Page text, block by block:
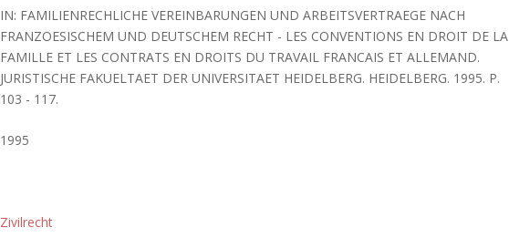
IN: FAMILIENRECHLICHE VEREINBARUNGEN UND ARBEITSVERTRAEGE NACH
FRANZOESISCHEM UND DEUTSCHEM RECHT - LES CONVENTIONS EN DROIT DE LA
FAMILLE ET LES CONTRATS EN DROITS DU TRAVAIL FRANCAIS ET ALLEMAND.
JURISTISCHE FAKUELTAET DER UNIVERSITAET HEIDELBERG. HEIDELBERG. 1995. P.
103 - 117.
1995
Zivilrecht